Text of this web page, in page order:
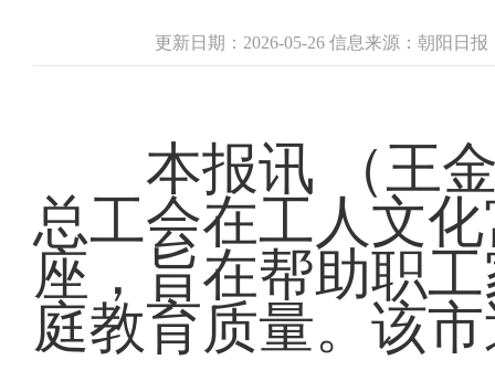
更新日期：2026-05-26 信息来源：朝阳日
本报讯 （王金
总工会在工人文
座，旨在帮助职
庭教育质量。该